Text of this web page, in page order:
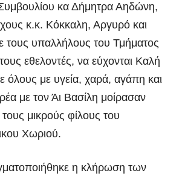
κα Δήμητρα Αηδώνη,
κ.κ. Κόκκαλη, Αργυρό και
τους υπαλλήλους του Τμήματος
εθελοντές, να εύχονται Καλή
όλους με υγεία, χαρά, αγάπη και
με τον Άι Βασίλη μοίρασαν
μικρούς φίλους του
Χωριού.
η κλήρωση των